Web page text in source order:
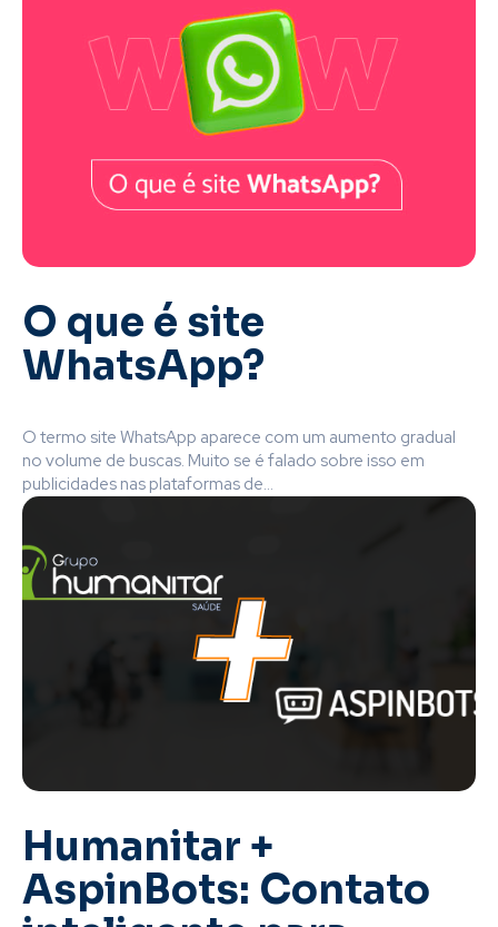
O que é site
WhatsApp?
O termo site WhatsApp aparece com um aumento gradual
no volume de buscas. Muito se é falado sobre isso em
publicidades nas plataformas de...
Humanitar +
AspinBots: Contato